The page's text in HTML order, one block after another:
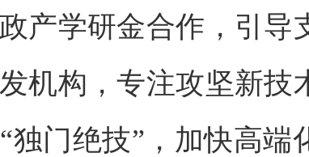
产学研金合作，引导
机构，专注攻坚新技
门绝技”，加快高端